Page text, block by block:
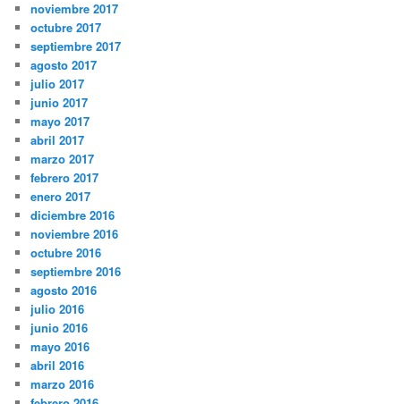
noviembre 2017
octubre 2017
septiembre 2017
agosto 2017
julio 2017
junio 2017
mayo 2017
abril 2017
marzo 2017
febrero 2017
enero 2017
diciembre 2016
noviembre 2016
octubre 2016
septiembre 2016
agosto 2016
julio 2016
junio 2016
mayo 2016
abril 2016
marzo 2016